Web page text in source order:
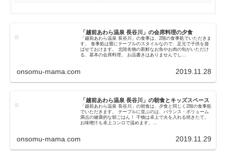
「越前あわら温泉 長谷川」の会席料理の夕食
「越前あわら温泉 長谷川」の食事は、2階の食事処でいただきま
す。 食事処は畳にテーブルのスタイルなので、足元で子供を遊
ばせておけます。 北陸名物の新鮮なお魚やお肉の旬がいただけ
る、基本の会席料理。 お品書きはありませんでし...
onsomu-mama.com 2019.11.28
「越前あわら温泉 長谷川」の朝食とキッズスペース
「越前あわら温泉 長谷川」の朝食は、夕食と同じく2階の食事処
でいただきます。 テーブルに並ぶのは、バランス・ボリューム
満点の健康的な朝ごはん！ 干物は卓上で火を入れる焼きたて。
お味噌汁も卓上コンロで温めます。...
onsomu-mama.com 2019.11.29